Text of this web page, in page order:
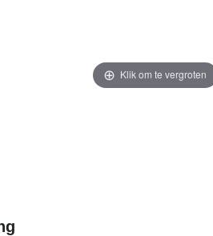
Klik om te vergroten